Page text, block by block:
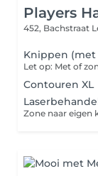
Players
452, Bachstraat
Knippen (met
Let op: Met of
Contouren XL